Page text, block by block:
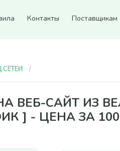
Контакты Поставщикам
ВЕБ-САЙТ ИЗ
] - ЦЕНА ЗА